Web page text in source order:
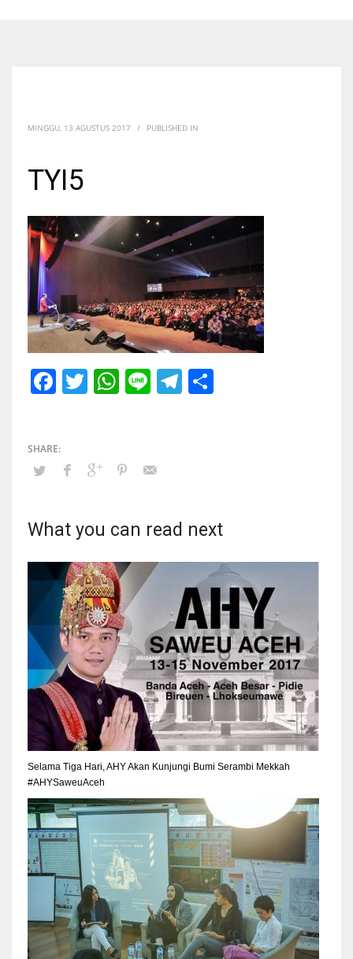
MINGGU, 13 AGUSTUS 2017 / PUBLISHED IN
TYI5
Facebook
Twitter
WhatsApp
LineTelegram
What you can read next
Selama Tiga Hari, AHY Akan Kunjungi Bumi Serambi Mekkah
#AHYSaweuAceh